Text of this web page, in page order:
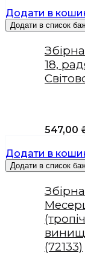
Додати в
Додати в список
18,
547,00
Додати в
Додати в список
(72133)